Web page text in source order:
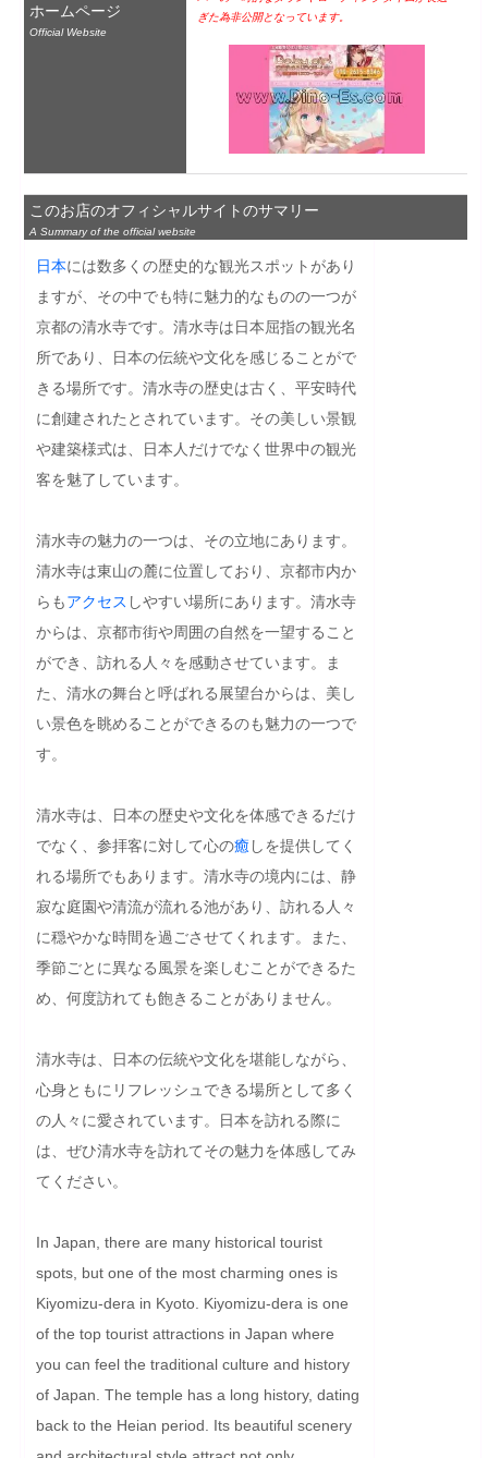
ホームページ
Official Website
ぎた為非公開となっています。
このお店のオフィシャルサイトのサマリー
A Summary of the official website
日本には数多くの歴史的な観光スポットがあり
ますが、その中でも特に魅力的なものの一つが
京都の清水寺です。清水寺は日本屈指の観光名
所であり、日本の伝統や文化を感じることがで
きる場所です。清水寺の歴史は古く、平安時代
に創建されたとされています。その美しい景観
や建築様式は、日本人だけでなく世界中の観光
客を魅了しています。
清水寺の魅力の一つは、その立地にあります。
清水寺は東山の麓に位置しており、京都市内か
らもアクセス しやすい場所にあります。清水寺
からは、京都市街や周囲の自然を一望すること
ができ、訪れる人々を感動させています。ま
た、清水の舞台と呼ばれる展望台からは、美し
い景色を眺めることができるのも魅力の一つで
す。
清水寺は、日本の歴史や文化を体感できるだけ
でなく、参拝客に対して心の癒 しを提供してく
れる場所でもあります。清水寺の境内には、静
寂な庭園や清流が流れる池があり、訪れる人々
に穏やかな時間を過ごさせてくれます。また、
季節ごとに異なる風景を楽しむことができるた
め、何度訪れても飽きることがありません。
清水寺は、日本の伝統や文化を堪能しながら、
心身ともにリフレッシュできる場所として多く
の人々に愛されています。日本を訪れる際に
は、ぜひ清水寺を訪れてその魅力を体感してみ
てください。
In Japan, there are many historical tourist
spots, but one of the most charming ones is
Kiyomizu-dera in Kyoto. Kiyomizu-dera is one
of the top tourist attractions in Japan where
you can feel the traditional culture and history
of Japan. The temple has a long history, dating
back to the Heian period. Its beautiful scenery